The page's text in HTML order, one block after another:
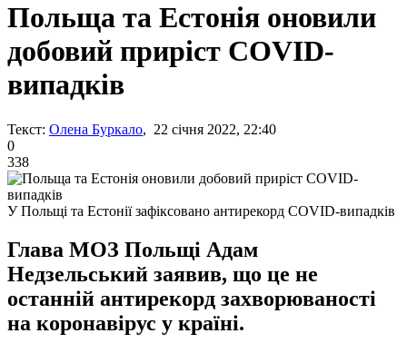
Польща та Естонія оновили
добовий приріст COVID-
випадків
Текст: Олена Буркало, 22 січня 2022, 22:40
0
338
У Польщі та Естонії зафіксовано антирекорд COVID-випадків
Глава МОЗ Польщі Адам
Недзельський заявив, що це не
останній антирекорд захворюваності
на коронавірус у країні.